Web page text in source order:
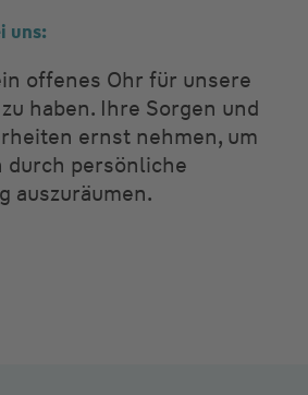
uns:
offenes Ohr für unsere
haben. Ihre Sorgen und
ernst nehmen, um
durch persönliche
auszuräumen.